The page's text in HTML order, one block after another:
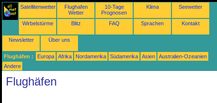
Satellitenwetter
Flughafen
Wetter
10-Tage
Prognosen
Klima Seewetter
Wirbelstürme Blitz FAQ Sprachen Kontakt
Newsletter Über uns
Flughäfen : Europa Afrika Nordamerika Südamerika Asien
Australien-Ozeanien
Andere
Flughäfen